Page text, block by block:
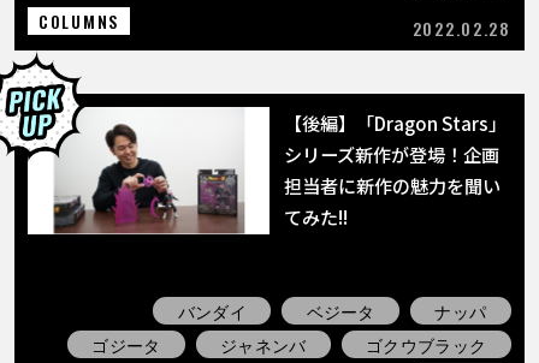
COLUMNS
2022.02.28
【後編】「Dragon Stars」
シリーズ新作が登場！企画
担当者に新作の魅力を聞い
てみた!!
バンダイ ベジータ
ナッパ
ゴジータ
ジャネンバ
ゴクウブラック